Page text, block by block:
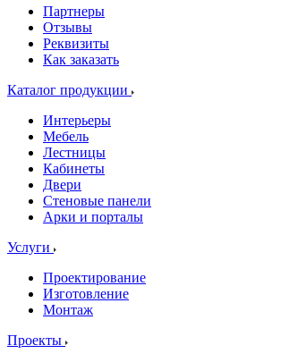
Партнеры
Отзывы
Реквизиты
Как заказать
Каталог продукции
Интерьеры
Мебель
Лестницы
Кабинеты
Двери
Стеновые панели
Арки и порталы
Услуги
Проектирование
Изготовление
Монтаж
Проекты